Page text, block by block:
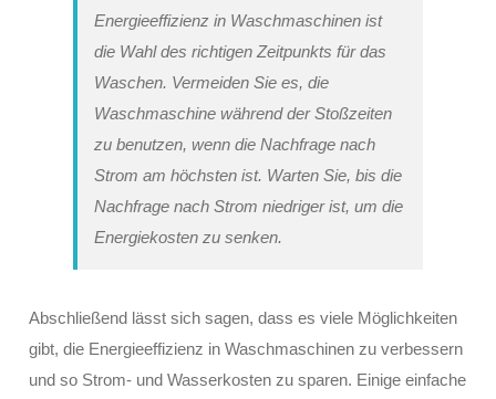
Energieeffizienz in Waschmaschinen ist
die Wahl des richtigen Zeitpunkts für das
Waschen. Vermeiden Sie es, die
Waschmaschine während der Stoßzeiten
zu benutzen, wenn die Nachfrage nach
Strom am höchsten ist. Warten Sie, bis die
Nachfrage nach Strom niedriger ist, um die
Energiekosten zu senken.
Abschließend lässt sich sagen, dass es viele Möglichkeiten
gibt, die Energieeffizienz in Waschmaschinen zu verbessern
und so Strom- und Wasserkosten zu sparen. Einige einfache